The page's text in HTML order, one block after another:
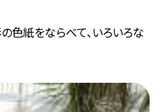
色紙をならべて、いろいろな